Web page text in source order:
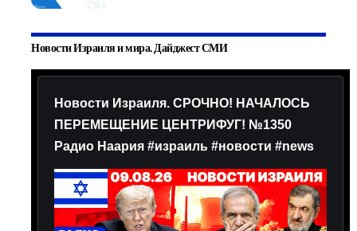
Новости Израиля и мира. Дайджест СМИ